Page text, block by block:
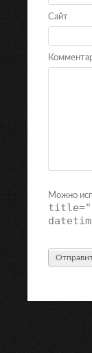
Сайт
Можно